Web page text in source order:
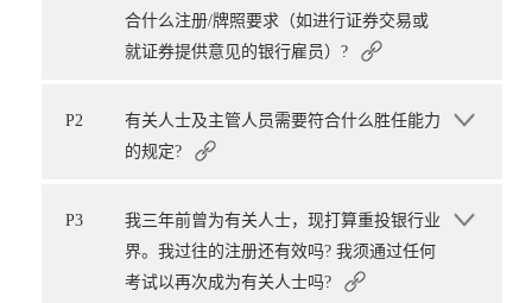
合什么注册/牌照要求（如进行证券交易或
就证券提供意见的银行雇员）?
P2
有关人士及主管人员需要符合什么胜任能力
的规定?
P3
我三年前曾为有关人士，现打算重投银行业
界。我过往的注册还有效吗? 我须通过任何
考试以再次成为有关人士吗?